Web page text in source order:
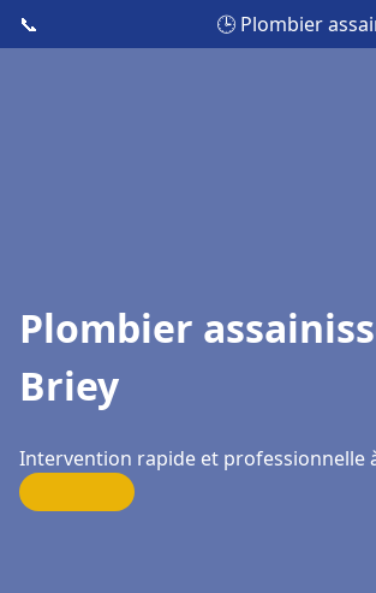
📞 🕒 Plombier
Plombier
Briey
Intervention rapide et professionnelle